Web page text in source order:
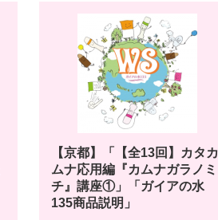
【京都】「【全13回】カタカ
ムナ応用編『カムナガラノミ
チ』講座①」「ガイアの水
135商品説明」